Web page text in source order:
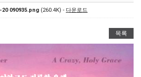
20 090935.png (260.4K) - 다운로드
목록